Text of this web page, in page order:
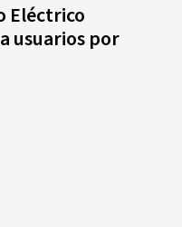
Eléctrico
usuarios por